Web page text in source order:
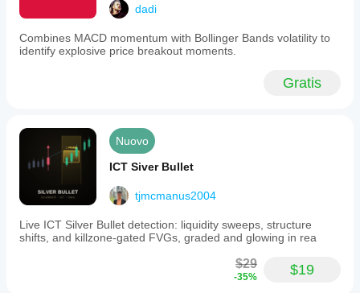
dadi
Combines MACD momentum with Bollinger Bands volatility to
identify explosive price breakout moments.
Gratis
Nuovo
ICT Siver Bullet
tjmcmanus2004
Live ICT Silver Bullet detection: liquidity sweeps, structure
shifts, and killzone-gated FVGs, graded and glowing in rea
$29
-35% $19